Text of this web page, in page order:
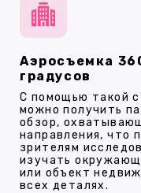
Аэросъемка
градусов
С помощью такой
можно получить
обзор,
направления, что
зрителям
изучать
или объект
всех деталях.